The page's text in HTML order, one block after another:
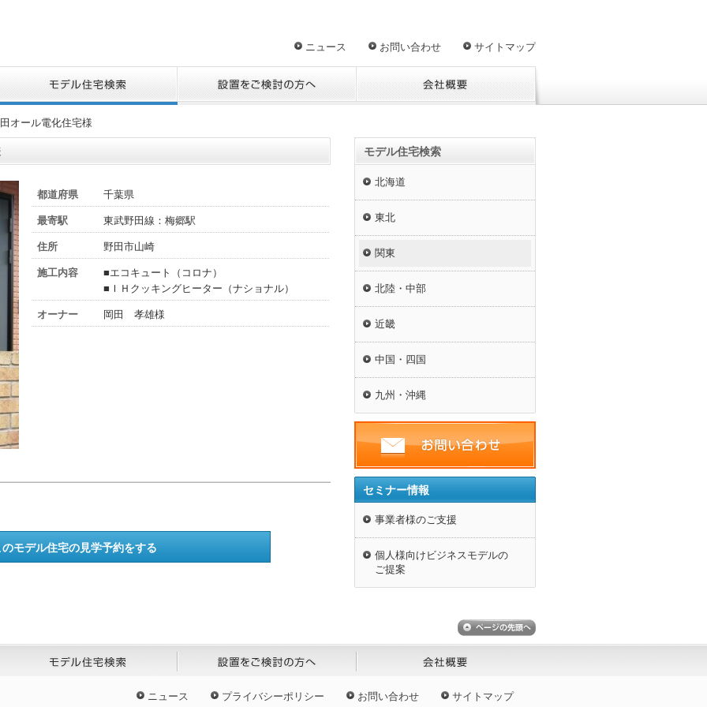
ニュース お問い合わせ サイトマップ
オール電化住宅様
都道府県 千葉県
最寄駅 東武野田線：梅郷駅
住所 野田市山崎
施工内容
■エコキュート（コロナ）
■ＩＨクッキングヒーター（ナショナル）
オーナー 岡田 孝雄様
モデル住宅検索
北海道
東北
関東
北陸・中部
近畿
中国・四国
九州・沖縄
セミナー情報
事業者様のご支援
個人様向けビジネスモデルの
ご提案
ニュース プライバシーポリシー お問い合わせ サイトマップ